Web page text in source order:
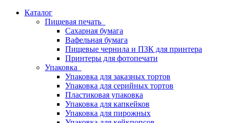
Каталог
Пищевая печать
Сахарная бумага
Вафельная бумага
Пищевые чернила и ПЗК для принтера
Принтеры для фотопечати
Упаковка
Упаковка для заказных тортов
Упаковка для серийных тортов
Пластиковая упаковка
Упаковка для капкейков
Упаковка для пирожных